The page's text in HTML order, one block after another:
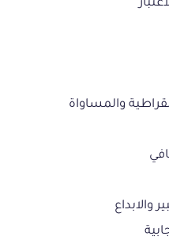
والمساواة
والابداع